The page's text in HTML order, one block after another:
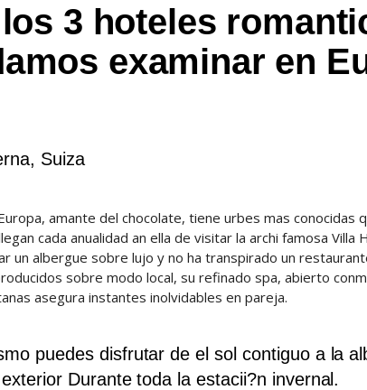
3 hoteles
examinar en
Suiza
amante del chocolate, tiene urbes mas conocidas
cada anualidad an ella de visitar la archi famosa
un albergue sobre lujo y no ha transpirado un
sobre modo local, su refinado spa, abierto
asegura instantes inolvidables en pareja.
puedes disfrutar de el sol contiguo a la
Durante toda la estacii?n invernal.